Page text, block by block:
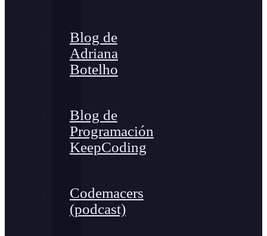
Blog de
Adriana
Botelho
Blog de
Programación
KeepCoding
Codemacers
(podcast)